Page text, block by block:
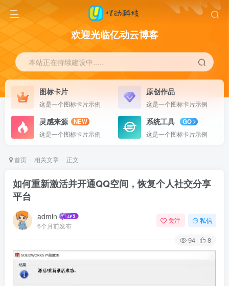
欢迎光临亿动云博客
本站正在持续建设中.....
图标卡片
这是一个图标卡片示例
原创作品
这是一个图标卡片示例
灵感来源
NEW
这是一个图标卡片示例
系统工具
GO
这是一个图标卡片示例
首页 相关文章 正文
如何重新激活并开通QQ空间，恢复个人社交分享
平台
admin
6个月前发布
关注 私信
94 8